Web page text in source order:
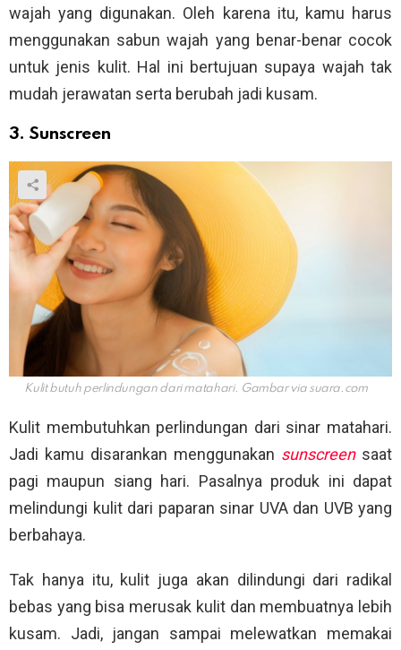
wajah yang digunakan. Oleh karena itu, kamu harus
menggunakan sabun wajah yang benar-benar cocok
untuk jenis kulit. Hal ini bertujuan supaya wajah tak
mudah jerawatan serta berubah jadi kusam.
3. Sunscreen
Kulit butuh perlindungan dari matahari. Gambar via suara.com
Kulit membutuhkan perlindungan dari sinar matahari.
Jadi kamu disarankan menggunakan sunscreensaat
pagi maupun siang hari. Pasalnya produk ini dapat
melindungi kulit dari paparan sinar UVA dan UVB yang
berbahaya.
Tak hanya itu, kulit juga akan dilindungi dari radikal
bebas yang bisa merusak kulit dan membuatnya lebih
kusam. Jadi, jangan sampai melewatkan memakai